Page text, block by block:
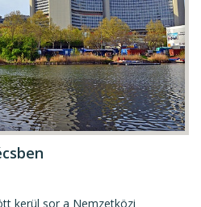
kerül sor a Nemzetközi